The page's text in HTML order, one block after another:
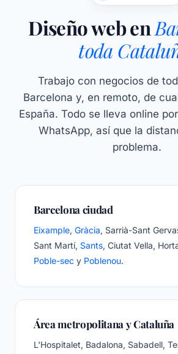
Diseño web en
toda
Trabajo con negocios de
Barcelona y, en remoto, de
España. Todo se lleva online
WhatsApp, así que la
problema.
Barcelona ciudad
Eixample, Gràcia, Sarrià-Sant
Sant Martí, Sants, Ciutat Vella,
Poble-sec y Poblenou.
Área metropolitana y Cataluña
L'Hospitalet, Badalona, Sabadell,